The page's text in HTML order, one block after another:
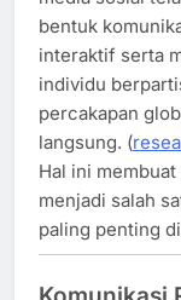
bentuk
interaktif serta
individu
percakapan
langsung. (
Hal ini
menjadi salah
paling penting